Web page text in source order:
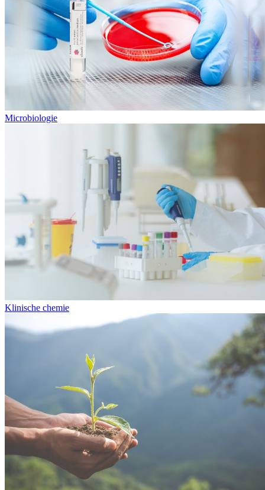
Microbiologie
Klinische chemie